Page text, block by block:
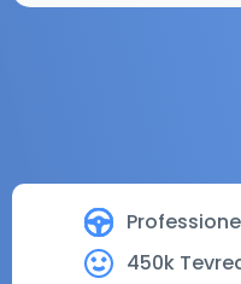
450k